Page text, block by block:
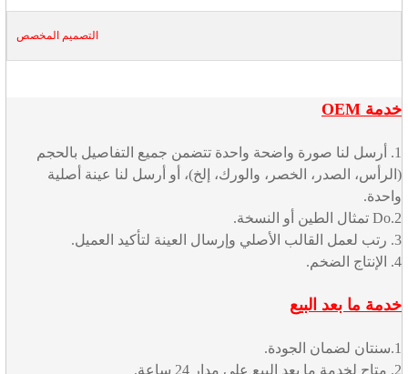
التصميم المخصص
خدمة OEM
1. أرسل لنا صورة واضحة واحدة تتضمن جميع التفاصيل بالحجم
(الرأس، الصدر، الخصر، والورك، إلخ)، أو أرسل لنا عينة أصلية
واحدة.
2.Do تمثال الطين أو النسخة.
3. رتب لعمل القالب الأصلي وإرسال العينة لتأكيد العميل.
4. الإنتاج الضخم.
خدمة ما بعد البيع
1.سنتان لضمان الجودة.
2. متاح لخدمة ما بعد البيع على مدار 24 ساعة.